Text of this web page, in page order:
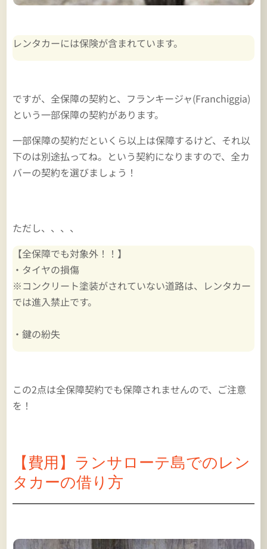
レンタカーには保険が含まれています。
ですが、全保障の契約と、フランキージャ(Franchiggia)
という一部保障の契約があります。
一部保障の契約だといくら以上は保障するけど、それ以
下のは別途払ってね。という契約になりますので、全カ
バーの契約を選びましょう！
ただし、、、、
【全保障でも対象外！！】
・タイヤの損傷
※コンクリート塗装がされていない道路は、レンタカー
では進入禁止です。
・鍵の紛失
この2点は全保障契約でも保障されませんので、ご注意
を！
【費用】ランサローテ島でのレン
タカーの借り方